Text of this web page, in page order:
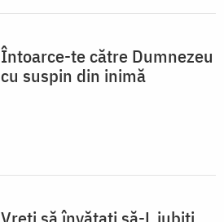
Întoarce-te către Dumnezeu
cu suspin din inimă